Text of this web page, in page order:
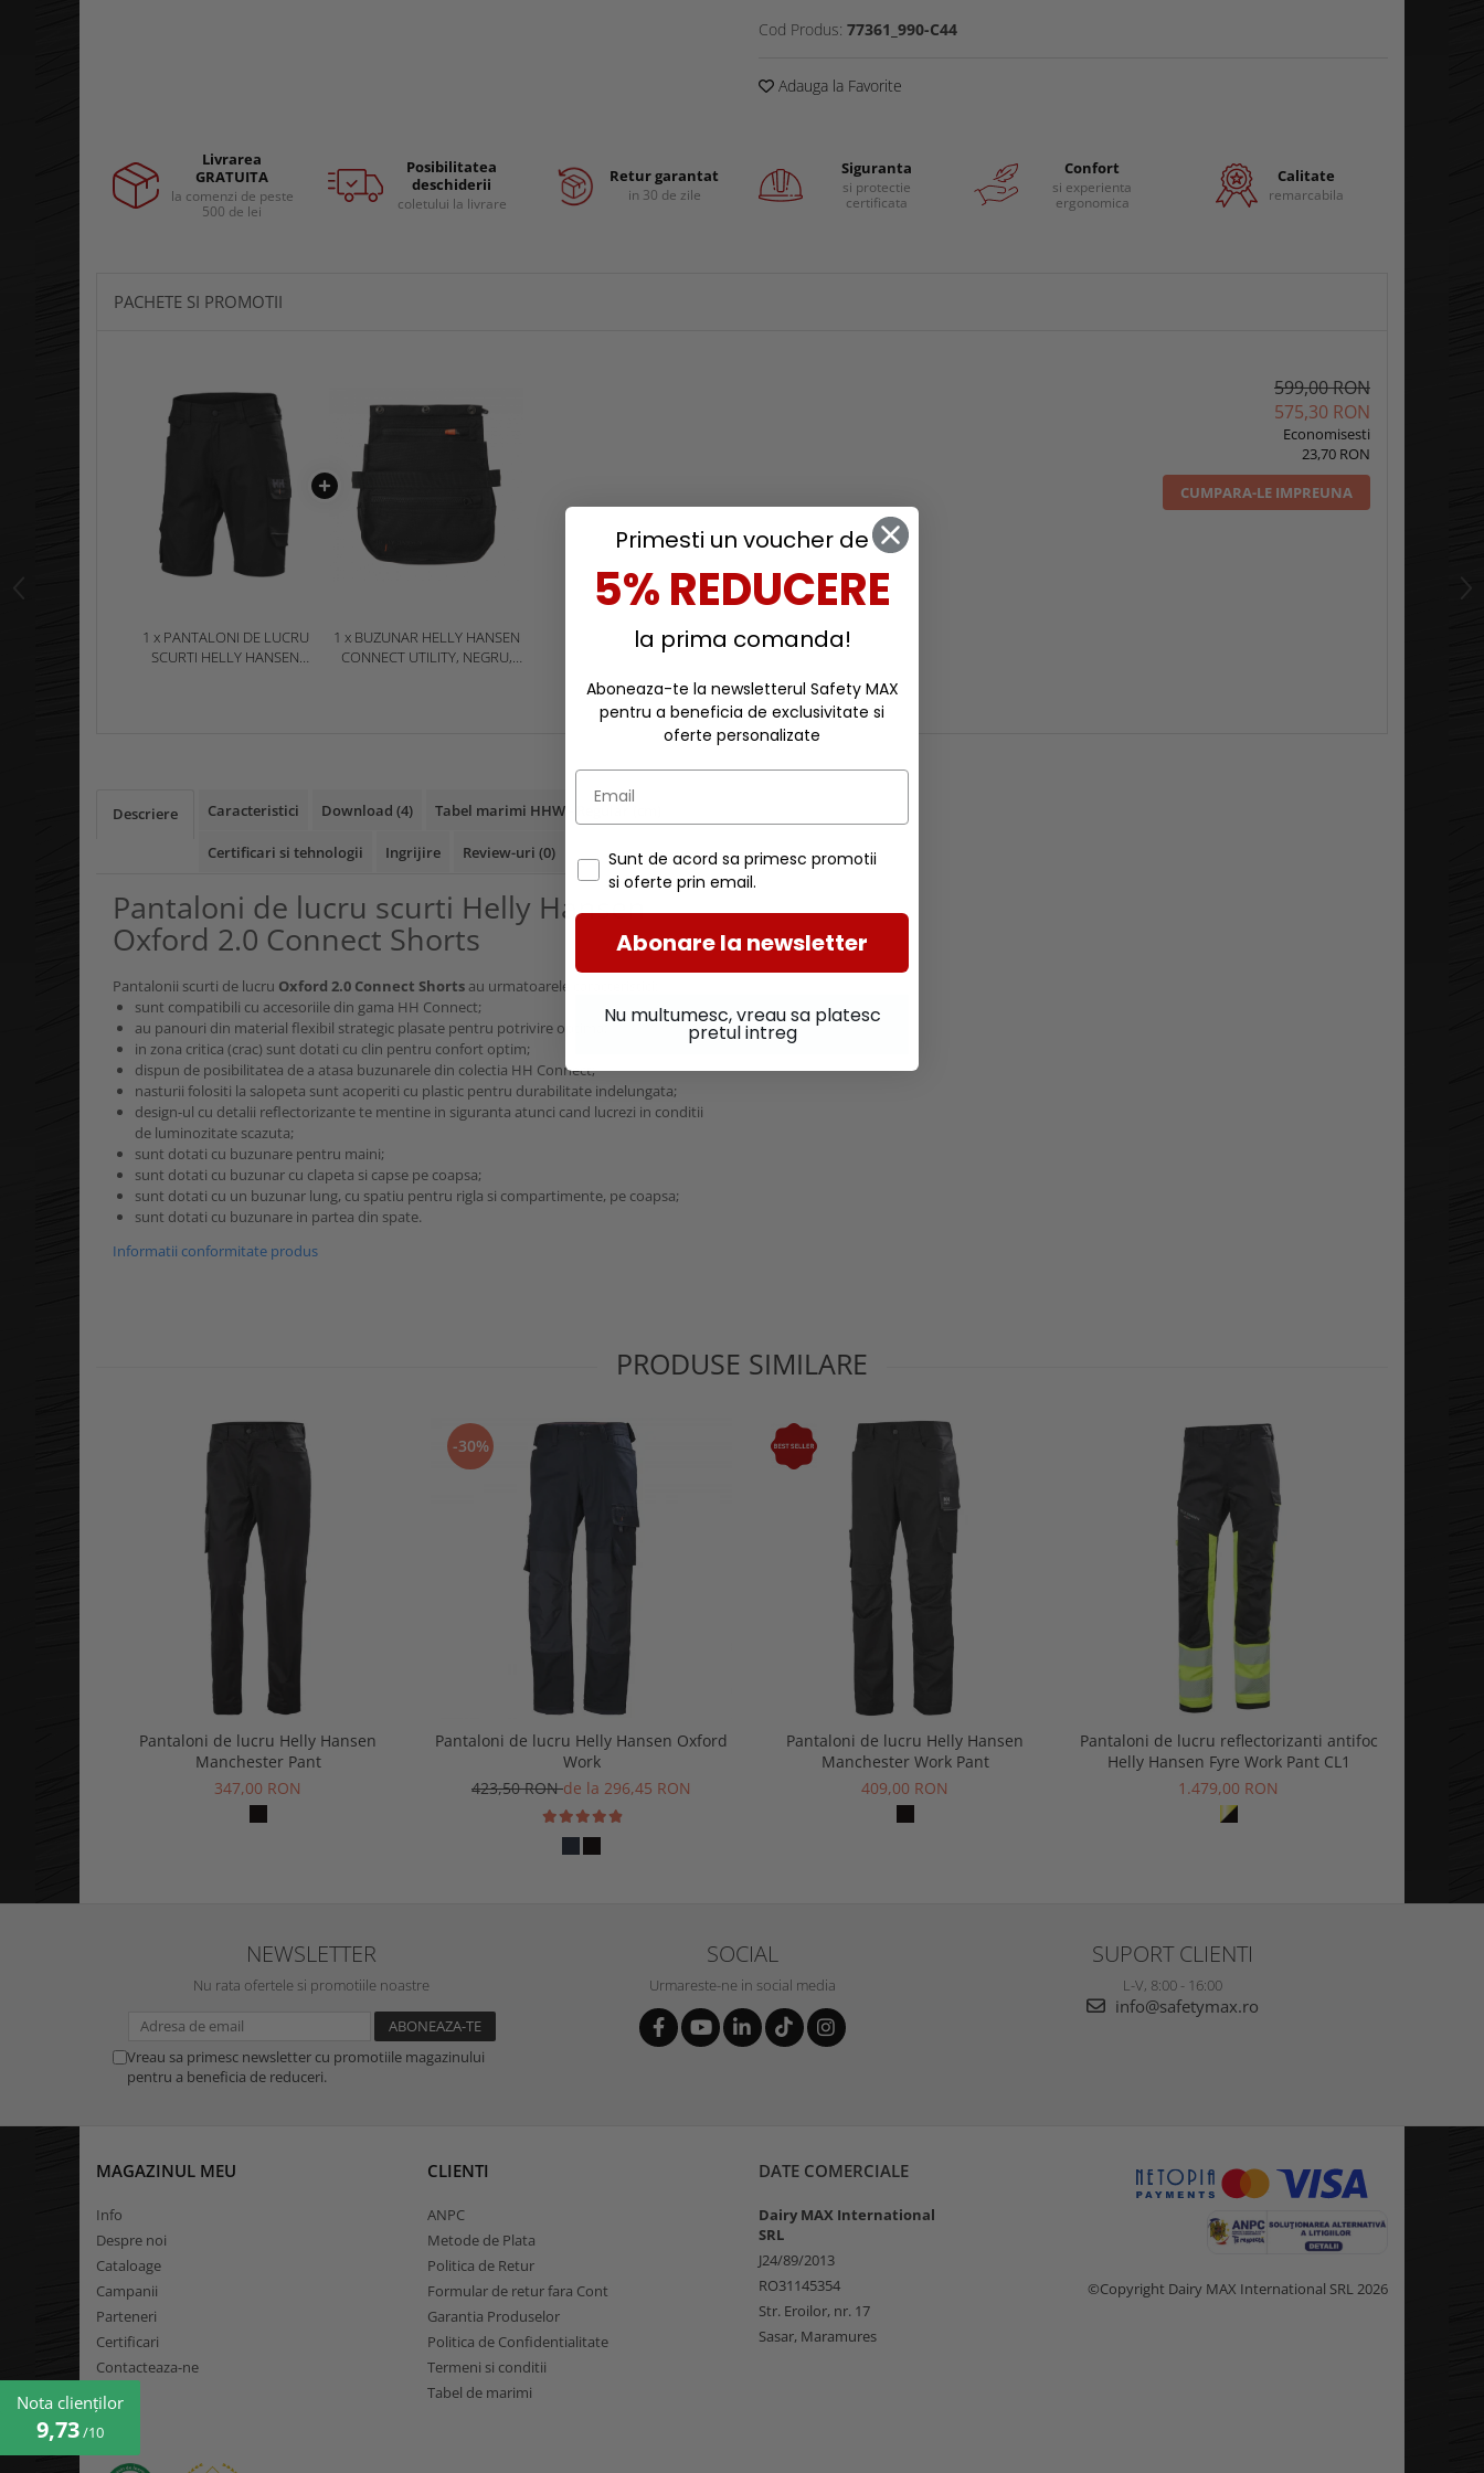
Echipamente specializate
Echipamente muncitori ferma
Casti si antifoane protectie
Cod Produs: 77361_990-C44
Adauga la Favorite
Livrarea
GRATUITA
la comenzi de peste
500 de lei
Posibilitatea
deschiderii
coletului la livrare
Retur garantat
in 30 de zile
Siguranta
si protectie
certificata
Confort
si experienta
ergonomica
Calitate
remarcabila
PACHETE SI PROMOTII
1 x PANTALONI DE LUCRU
SCURTI HELLY HANSEN
1 x BUZUNAR HELLY HANSEN
CONNECT UTILITY, NEGRU,
599,00 RON
575,30 RON
Economisesti
23,70 RON
CUMPARA-LE IMPREUNA
Descriere Caracteristici Download (4) Tabel marimi HHW - Regular (cm)
Certificari si tehnologii Ingrijire Review-uri (0)
Pantaloni de lucru scurti Helly Hansen
Oxford 2.0 Connect Shorts
Pantalonii scurti de lucru Oxford 2.0 Connect Shorts au urmatoarele caracteristici:
sunt compatibili cu accesoriile din gama HH Connect;
au panouri din material flexibil strategic plasate pentru potrivire optima;
in zona critica (crac) sunt dotati cu clin pentru confort optim;
dispun de posibilitatea de a atasa buzunarele din colectia HH Connect;
nasturii folositi la salopeta sunt acoperiti cu plastic pentru durabilitate indelungata;
design-ul cu detalii reflectorizante te mentine in siguranta atunci cand lucrezi in conditii
de luminozitate scazuta;
sunt dotati cu buzunare pentru maini;
sunt dotati cu buzunar cu clapeta si capse pe coapsa;
sunt dotati cu un buzunar lung, cu spatiu pentru rigla si compartimente, pe coapsa;
sunt dotati cu buzunare in partea din spate.
Informatii conformitate produs
PRODUSE SIMILARE
Pantaloni de lucru Helly Hansen
Manchester Pant
347,00 RON
-30%
Pantaloni de lucru Helly Hansen Oxford
Work
423,50 RONde la 296,45 RON
Pantaloni de lucru Helly Hansen
Manchester Work Pant
409,00 RON
Pantaloni de lucru reflectorizanti antifoc
Helly Hansen Fyre Work Pant CL1
1.479,00 RON
NEWSLETTER
Nu rata ofertele si promotiile noastre
Vreau sa primesc newsletter cu promotiile magazinului
pentru a beneficia de reduceri.
SOCIAL
Urmareste-ne in social media
SUPORT CLIENTI
L-V, 8:00 - 16:00
info@safetymax.ro
MAGAZINUL MEU
Info
Despre noi
Cataloage
Campanii
Parteneri
Certificari
Contacteaza-ne
CLIENTI
ANPC
Metode de Plata
Politica de Retur
Formular de retur fara Cont
Garantia Produselor
Politica de Confidentialitate
Termeni si conditii
Tabel de marimi
DATE COMERCIALE
Dairy MAX International
SRL
J24/89/2013
RO31145354
Str. Eroilor, nr. 17
Sasar, Maramures
©Copyright Dairy MAX International SRL 2026
Nota clienților
9,73/10
Primesti un voucher de
5% REDUCERE
la prima comanda!
Aboneaza-te la newsletterul Safety MAX
pentru a beneficia de exclusivitate si
oferte personalizate
Sunt de acord sa primesc promotii
si oferte prin email.
Abonare la newsletter
Nu multumesc, vreau sa platesc
pretul intreg